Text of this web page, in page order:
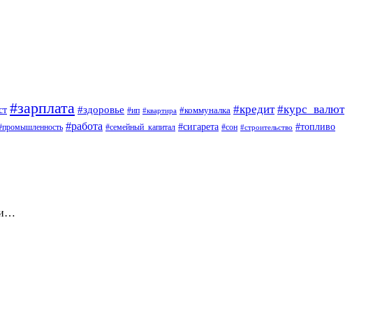
#зарплата #здоровье #ип #квартира #коммуналка #кредит #курс_валют
#работа #семейный_капитал #сигарета #сон #строительство #топливо